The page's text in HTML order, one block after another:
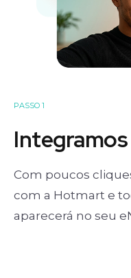
PASSO 1
Com poucos
com a Hotmart e
aparecerá no seu